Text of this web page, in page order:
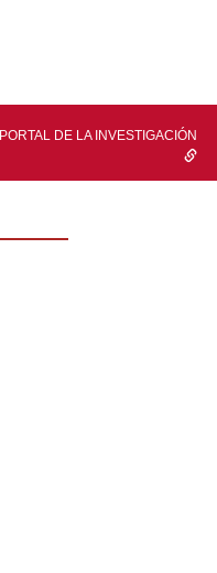
PORTAL DE LA INVESTIGACIÓN